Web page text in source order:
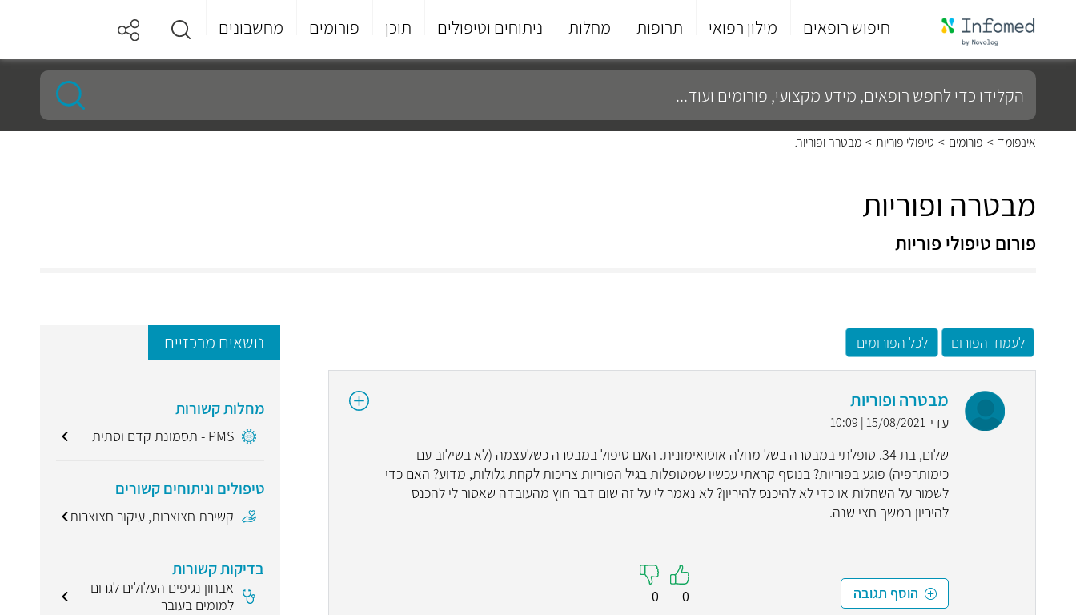
חיפוש רופאים מילון רפואי תרופות מחלות ניתוחים וטיפולים תוכן פורומים מחשבונים
סוף
התפריט
הקלידו
כדי
לחפש
רופאים,
מידע
מקצועי,
אינפומד > פורומים > טיפולי פוריות > מבטרה ופוריות
מבטרה ופוריות
פורום טיפולי פוריות
לעמוד הפורום לכל הפורומים
מבטרה ופוריות
עדי 15/08/2021 | 10:09
שלום, בת 34. טופלתי במבטרה בשל מחלה אוטואימונית. האם טיפול במבטרה כשלעצמה (לא בשילוב עם
כימותרפיה) פוגע בפוריות? בנוסף קראתי עכשיו שמטופלות בגיל הפוריות צריכות לקחת גלולות, מדוע? האם כדי
לשמור על השחלות או כדי לא להיכנס להיריון? לא נאמר לי על זה שום דבר חוץ מהעובדה שאסור לי להכנס
להיריון במשך חצי שנה.
הוסף תגובה 0
0
נושאים מרכזיים
מחלות קשורות
PMS - תסמונת קדם וסתית
טיפולים וניתוחים קשורים
קשירת חצוצרות, עיקור חצוצרות
בדיקות קשורות
אבחון נגיפים העלולים לגרום
למומים בעובר